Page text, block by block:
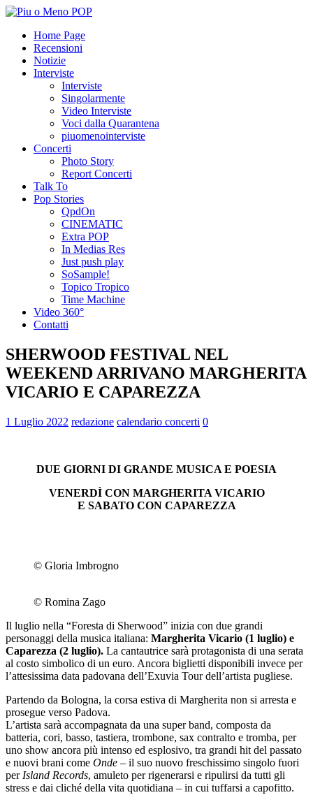
Home Page
Recensioni
Notizie
Interviste
Interviste
Singolarmente
Video Interviste
Voci dalla Quarantena
piuomenointerviste
Concerti
Photo Story
Report Concerti
Talk To
Pop Stories
QpdOn
CINEMATIC
Extra POP
In Medias Res
Just push play
SoSample!
Topico Tropico
Time Machine
Video 360°
Contatti
SHERWOOD FESTIVAL NEL
WEEKEND ARRIVANO MARGHERITA
VICARIO E CAPAREZZA
1 Luglio 2022 redazione calendario concerti 0
DUE GIORNI DI GRANDE MUSICA E POESIA
VENERDÌ CON MARGHERITA VICARIO
E SABATO CON CAPAREZZA
© Gloria Imbrogno
© Romina Zago
Il luglio nella “Foresta di Sherwood” inizia con due grandi
personaggi della musica italiana: Margherita Vicario (1 luglio) e
Caparezza (2 luglio). La cantautrice sarà protagonista di una serata
al costo simbolico di un euro. Ancora biglietti disponibili invece per
l’attesissima data padovana dell’Exuvia Tour dell’artista pugliese.
Partendo da Bologna, la corsa estiva di Margherita non si arresta e
prosegue verso Padova.
L’artista sarà accompagnata da una super band, composta da
batteria, cori, basso, tastiera, trombone, sax contralto e tromba, per
uno show ancora più intenso ed esplosivo, tra grandi hit del passato
e nuovi brani come Onde – il suo nuovo freschissimo singolo fuori
per Island Records, amuleto per rigenerarsi e ripulirsi da tutti gli
stress e dai cliché della vita quotidiana – in cui tuffarsi a capofitto.